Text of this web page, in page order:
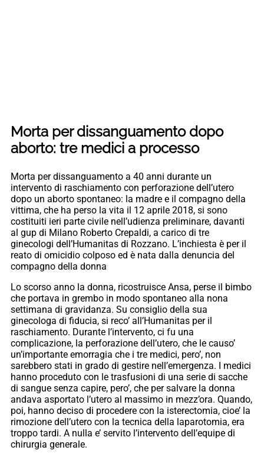
Morta per dissanguamento dopo
aborto: tre medici a processo
Morta per dissanguamento a 40 anni durante un
intervento di raschiamento con perforazione dell’utero
dopo un aborto spontaneo: la madre e il compagno della
vittima, che ha perso la vita il 12 aprile 2018, si sono
costituiti ieri parte civile nell’udienza preliminare, davanti
al gup di Milano Roberto Crepaldi, a carico di tre
ginecologi dell’Humanitas di Rozzano. L’inchiesta è per il
reato di omicidio colposo ed è nata dalla denuncia del
compagno della donna
Lo scorso anno la donna, ricostruisce Ansa, perse il bimbo
che portava in grembo in modo spontaneo alla nona
settimana di gravidanza. Su consiglio della sua
ginecologa di fiducia, si reco’ all’Humanitas per il
raschiamento. Durante l’intervento, ci fu una
complicazione, la perforazione dell’utero, che le causo’
un’importante emorragia che i tre medici, pero’, non
sarebbero stati in grado di gestire nell’emergenza. I medici
hanno proceduto con le trasfusioni di una serie di sacche
di sangue senza capire, pero’, che per salvare la donna
andava asportato l’utero al massimo in mezz’ora. Quando,
poi, hanno deciso di procedere con la isterectomia, cioe’ la
rimozione dell’utero con la tecnica della laparotomia, era
troppo tardi. A nulla e’ servito l’intervento dell’equipe di
chirurgia generale.